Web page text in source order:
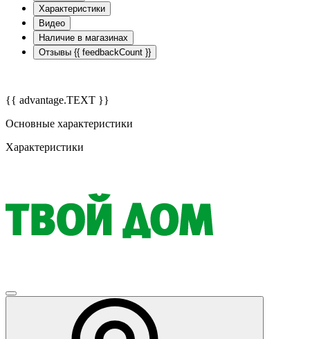
Характеристики
Видео
Наличие в магазинах
Отзывы {{ feedbackCount }}
{{ advantage.TEXT }}
Основные характеристики
Характеристики